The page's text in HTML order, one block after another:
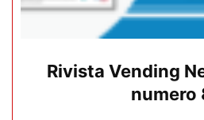
Rivista Vending
numero